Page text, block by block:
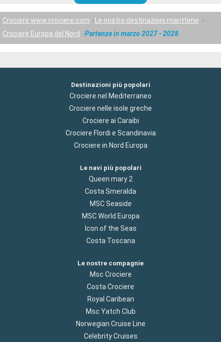
Crociere www.crociere.com
Le nostre destinazioni marittime
Crociere Europa del Nord
Partenze in marzo 2027 - 2028
Destinazioni più popolari
Crociere nel Mediterraneo
Crociere nelle isole greche
Crociere ai Caraibi
Crociere Flordi e Scandinavia
Crociere in Nord Europa
Le navi più popolari
Queen mary 2
Costa Smeralda
MSC Seaside
MSC World Europa
Icon of the Seas
Costa Toscana
Le nostre compagnie
Msc Crociere
Costa Crociere
Royal Caribean
Msc Yatch Club
Norwegian Cruise Line
Celebrity Cruises